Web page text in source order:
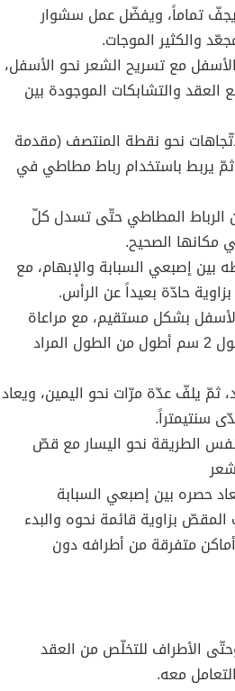
تماماً، ويفضّل عمل سشوار
والكثير الموجات.
مع تسريح الشعر نحو الأسفل،
والتشابكات الموجودة بين
نحو نقطة المنتصف (مقدمة
يربط باستخدام رباط مطاطي في
الرباط المطاطي حتّى تسدل كلّ
الصحيح.
بين إصبعي السبابة والإبهام، مع
حادّة بعيداً عن الرأس.
بشكل مستقيم، مع مراعاة
المحافظة على الشعر بطول 2 سم أطول من الطول المراد
ثمّ يلفّ عدّة مرّات نحو اليمين، ويعاد
سنتيمتراً.
الطريقة نحو اليسار مع قصّ
حصره بين إصبعي السبابة
بزاوية قائمة نحوه والبدء
متفرقة من أطرافه دون
الأطراف للتخلّص من العقد
معه.